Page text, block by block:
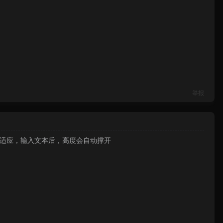
举报
应，输入文本后，高度会自动撑开